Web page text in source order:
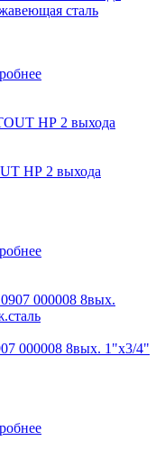
сталь
НР 2 выхода
000008 8вых. 1"х3/4"